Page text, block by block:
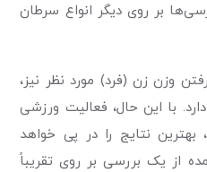
بر روی دیگر انواع سرطان
وزن زن (فرد) مورد نظر نیز،
با این حال، فعالیت ورزشی
نتایج را در پی خواهد
از یک بررسی بر روی تقریباً